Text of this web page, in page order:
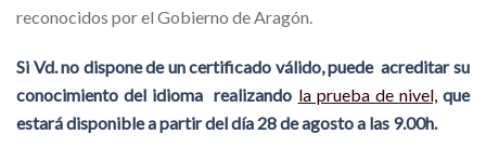
reconocidos por el Gobierno de Aragón.
Si Vd. no dispone de un certificado válido, puede acreditar su
conocimiento del idioma realizando la prueba de nivel,que
estará disponible a partir del día 28 de agosto a las 9.00h.